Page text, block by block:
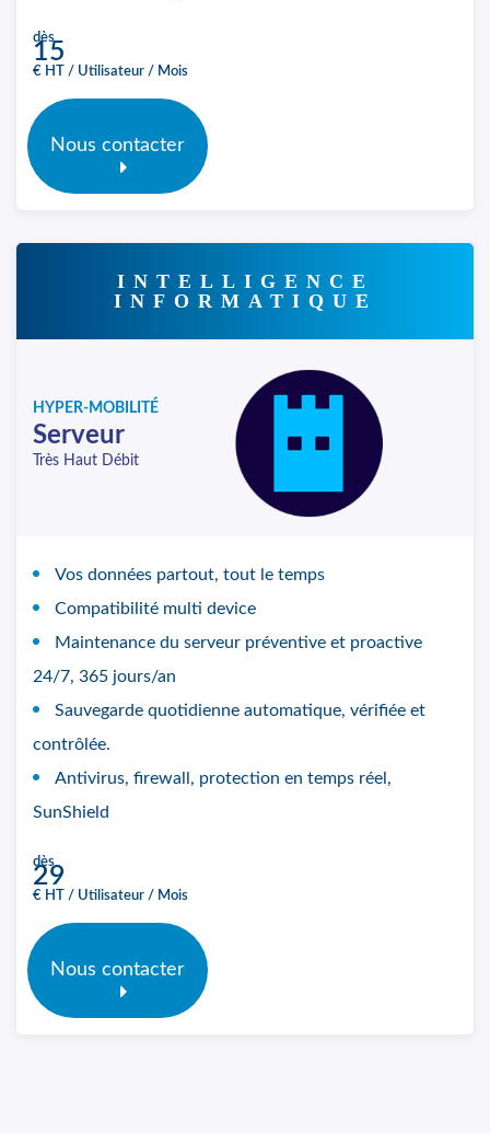
dès
15
€ HT / Utilisateur / Mois
Nous contacter
INTELLIGENCE
INFORMATIQUE
HYPER-MOBILITÉ
Serveur
Très Haut Débit
Vos données partout, tout le temps
Compatibilité multi device
Maintenance du serveur préventive et proactive
24/7, 365 jours/an
Sauvegarde quotidienne automatique, vérifiée et
contrôlée.
Antivirus, firewall, protection en temps réel,
SunShield
dès
29
€ HT / Utilisateur / Mois
Nous contacter